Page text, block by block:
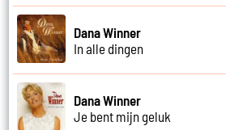
Dana Winner
In alle dingen
Dana Winner
Je bent mijn geluk